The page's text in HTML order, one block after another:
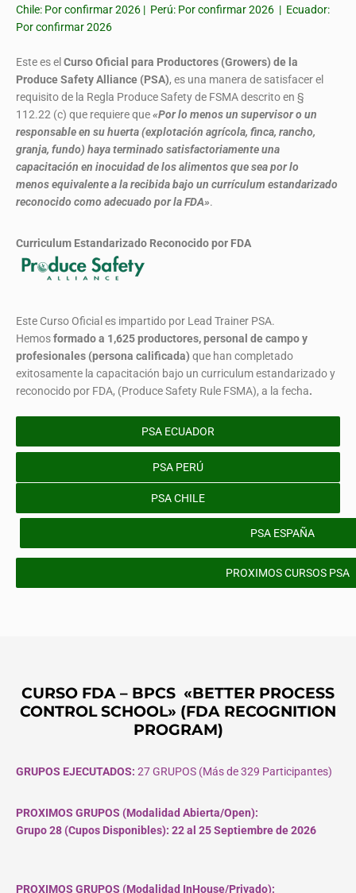
Chile: Por confirmar 2026 | Perú: Por confirmar 2026 | Ecuador:
Por confirmar 2026
Este es el Curso Oficial para Productores (Growers) de la
Produce Safety Alliance (PSA), es una manera de satisfacer el
requisito de la Regla Produce Safety de FSMA descrito en §
112.22 (c) que requiere que«Por lo menos un supervisor o un
responsable en su huerta (explotación agrícola, finca, rancho,
granja, fundo) haya terminado satisfactoriamente una
capacitación en inocuidad de los alimentos que sea por lo
menos equivalente a la recibida bajo un currículum estandarizado
reconocido como adecuado por la FDA».
Curriculum Estandarizado Reconocido por FDA
Este Curso Oficial es impartido por Lead Trainer PSA.
Hemosformadoa 1,625 productores, personal de campo y
profesionales (persona calificada) que han completado
exitosamente la capacitación bajo un curriculum estandarizado y
reconocido por FDA, (Produce Safety Rule FSMA), a la fecha.
PSA ECUADOR
PSA PERÚ
PSA CHILE
PSA ESPAÑA
PROXIMOS CURSOS PSA
CURSO FDA – BPCS «BETTER PROCESS
CONTROL SCHOOL» (FDA RECOGNITION
PROGRAM)
GRUPOS EJECUTADOS: 27 GRUPOS (Más de 329 Participantes)
PROXIMOS GRUPOS (Modalidad Abierta/Open):
Grupo 28 (Cupos Disponibles): 22 al 25 Septiembre de 2026
PROXIMOS GRUPOS (Modalidad InHouse/Privado):